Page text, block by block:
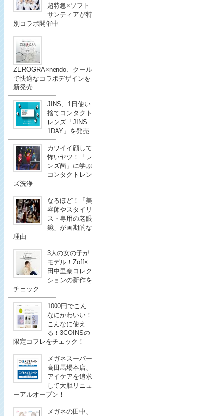
超特急×ソフト
サンティアが特
別コラボ開催中
ZEROGRA×nendo、クール
で快適なコラボデザインを
新発売
JINS、1日使い
捨てコンタクト
レンズ「JINS
1DAY」を発売
カワイイ顔して
怖いヤツ！「レ
ンズ菌」に学ぶ
コンタクトレン
ズ洗浄
なるほど！「美
容師やスタイリ
スト専用の老眼
鏡」が画期的な
理由
3人の女の子が
モデル！Zoff×
田中里奈コレク
ションの新作を
チェック
1000円でこん
なにかわいい！
こんなに使え
る！3COINSの
限定コフレをチェック！
メガネスーパー
高田馬場本店、
アイケアを追求
して大胆リニュ
ーアルオープン！
メガネの田中、